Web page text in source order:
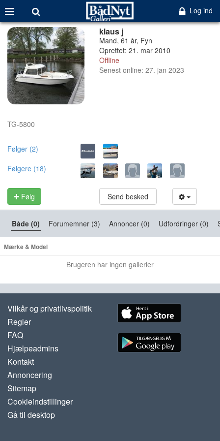
Log ind
klaus j
Mand, 61 år, Fyn
Oprettet: 21. mar 2010
Offline
Senest online: 27. jan 2023
TG-5800
Følger (2)
Følgere (18)
Følg Send besked
Både (0) Forumemner (3) Annoncer (0) Udfordringer (0)
Mærke & Model
Brugeren har ingen gallerier
Vilkår og privatlivspolitik
Regler
FAQ
Hjælpeadmins
Kontakt
Annoncering
Sitemap
Cookieindstillinger
Gå til desktop